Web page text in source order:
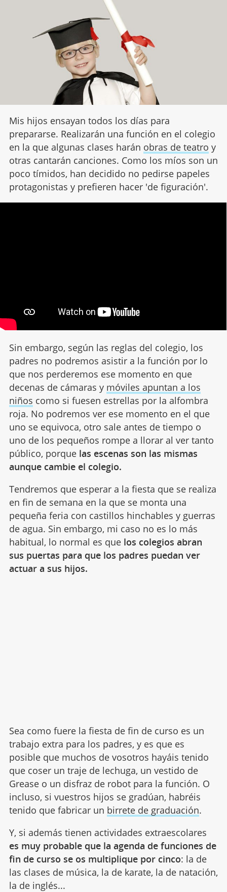
Mis hijos ensayan todos los días para
prepararse. Realizarán una función en el colegio
en la que algunas clases harán obras de teatro y
otras cantarán canciones. Como los míos son un
poco tímidos, han decidido no pedirse papeles
protagonistas y prefieren hacer 'de figuración'.
Sin embargo, según las reglas del colegio, los
padres no podremos asistir a la función por lo
que nos perderemos ese momento en que
decenas de cámaras y móviles apuntan a los
niños como si fuesen estrellas por la alfombra
roja. No podremos ver ese momento en el que
uno se equivoca, otro sale antes de tiempo o
uno de los pequeños rompe a llorar al ver tanto
público, porque las escenas son las mismas
aunque cambie el colegio.
Tendremos que esperar a la fiesta que se realiza
en fin de semana en la que se monta una
pequeña feria con castillos hinchables y guerras
de agua. Sin embargo, mi caso no es lo más
habitual, lo normal es quelos colegios abran
sus puertas para que los padres puedan ver
actuar a sus hijos.
Sea como fuere la fiesta de fin de curso es un
trabajo extra para los padres, y es que es
posible que muchos de vosotros hayáis tenido
que coser un traje de lechuga, un vestido de
Grease o un disfraz de robot para la función. O
incluso, si vuestros hijos se gradúan, habréis
tenido que fabricar un birrete de graduación.
Y, si además tienen actividades extraescolares
es muy probable que la agenda de funciones de
fin de curso se os multiplique por cinco: la de
las clases de música, la de karate, la de natación,
la de inglés...